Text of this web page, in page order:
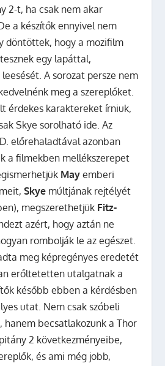
2-t, ha csak nem akar
a készítők ennyivel nem
döntöttek, hogy a mozifilm
egy lapáttal,
A sorozat persze nem
meg a szereplőket.
érdekes karaktereket írniuk,
Skye sorolható ide. Az
előrehaladtával azonban
a filmekben mellékszerepet
May emberi
Skye múltjának rejtélyét
megszerethetjük Fitz-
azért, hogy aztán ne
rombolják le az egészet.
meg képregényes eredetét
erőltetetten utalgatnak a
később ebben a kérdésben
utat. Nem csak szóbeli
becsatlakozunk a Thor
2 következményeibe,
és ami még jobb,